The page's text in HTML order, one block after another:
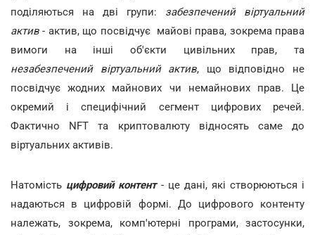
поділяються на дві групи: забезпечений віртуальний
актив - актив, що посвідчує майові права, зокрема права
вимоги на інші об'єкти цивільних прав, та
незабезпечений віртуальний актив, що відповідно не
посвідчує жодних майнових чи немайнових прав. Це
окремий і специфічний сегмент цифрових речей.
Фактично NFT та криптовалюту відносять саме до
віртуальних активів.
Натомість цифровий контент- це дані, які створюються і
надаються в цифровій формі. До цифрового контенту
належать, зокрема, комп'ютерні програми, застосунки,